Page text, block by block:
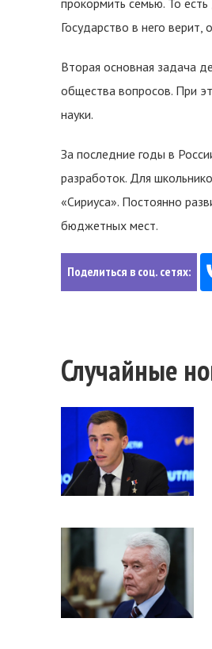
прокормить семью. То есть
Государство в него
Вторая основная задача
общества вопросов. При
науки.
За последние годы в
разработок. Для
«Сириуса». Постоянно
бюджетных мест.
Поделиться в соц. сетях:
Случайные